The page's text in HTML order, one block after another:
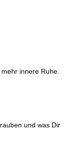
innere Ruhe.
und was Dir